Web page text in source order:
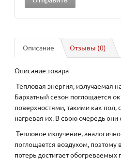
Описание Отзывы (0)
Описание товара
Тепловая энергия, излучаемая
Бархатный сезон поглощается
поверхностями, такими как пол,
нагревая их. В свою очередь они
Тепловое излучение,
поглощается воздухом, поэтому
потерь достигает